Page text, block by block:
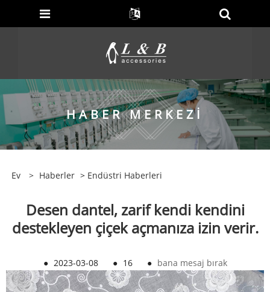
HABER MERKEZI
Ev > Haberler > Endüstri Haberleri
Desen dantel, zarif kendi kendini
destekleyen çiçek açmanıza izin verir.
● 2023-03-08 ● 16 ● bana mesaj bırak